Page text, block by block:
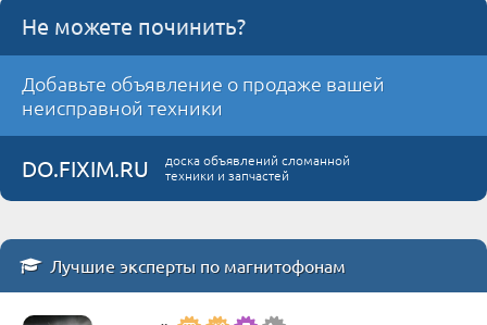
Не можете починить?
Добавьте объявление о продаже вашей
неисправной техники
DO.FIXIM.RU
доска объявлений сломанной
техники и запчастей
Лучшие эксперты по магнитофонам